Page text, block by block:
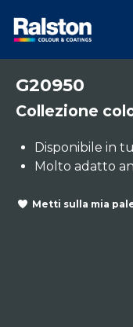
G20950
Collezione
Disponibile in
Molto adatto
Metti sulla mia